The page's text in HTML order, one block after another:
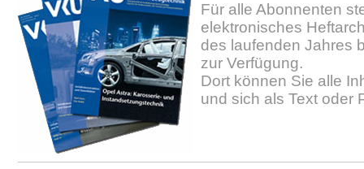
Für alle Abonnenten
elektronisches
des laufenden Jahres
zur Verfügung.
Dort können Sie alle
und sich als Text oder